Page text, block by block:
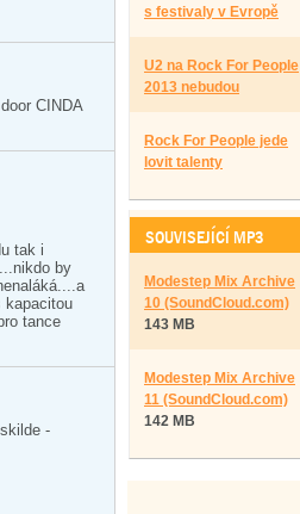
CINDA
tak i
by
kapacitou
tance
-
s festivaly v Evropě
U2 na Rock For People
2013 nebudou
Rock For People jede
lovit talenty
SOUVISEJÍCÍ MP3
Modestep Mix Archive
10 (SoundCloud.com)
143 MB
Modestep Mix Archive
11 (SoundCloud.com)
142 MB